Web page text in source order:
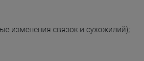
изменения связок и сухожилий);